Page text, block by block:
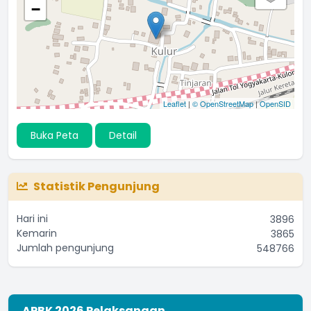
−
Leaflet | © OpenStreetMap|OpenSID
Buka Peta Detail
Statistik Pengunjung
Hari ini
3896
Kemarin
3865
Jumlah pengunjung
548766